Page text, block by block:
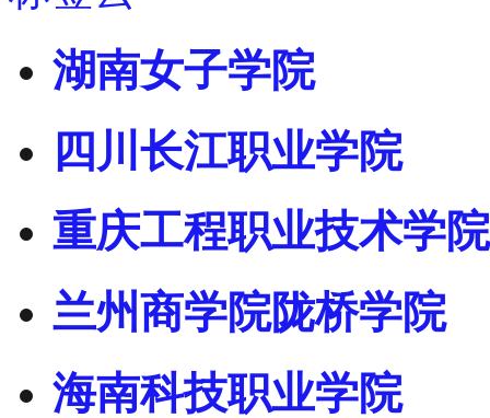
湖南女子学院
四川长江职业学院
重庆工程职业技术学院
兰州商学院陇桥学院
海南科技职业学院